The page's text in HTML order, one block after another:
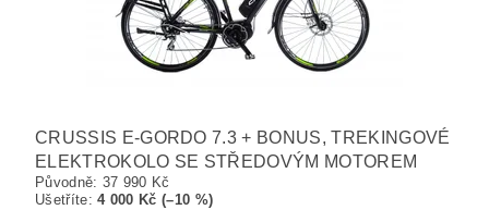
CRUSSIS E-GORDO 7.3 + BONUS, TREKINGOVÉ
ELEKTROKOLO SE STŘEDOVÝM MOTOREM
Původně: 37 990 Kč
Ušetříte:4 000 Kč (–10 %)